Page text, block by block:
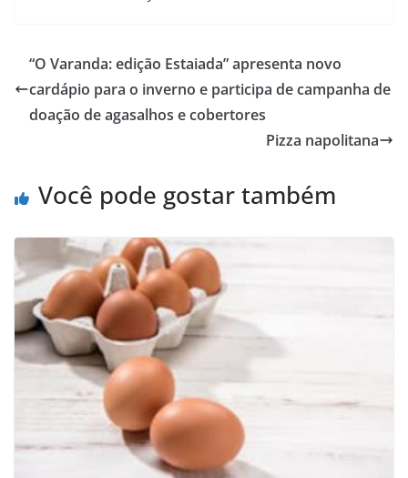
“O Varanda: edição Estaiada” apresenta novo
cardápio para o inverno e participa de campanha de
doação de agasalhos e cobertores
Pizza napolitana
Você pode gostar também